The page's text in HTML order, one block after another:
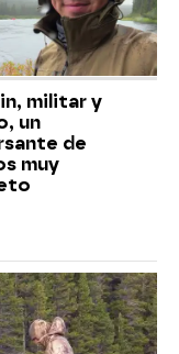
militar y
un
de
muy